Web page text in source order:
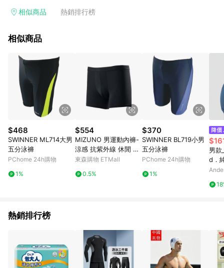
在點數回饋範圍內。 《3》如取消訂單、退貨、購物中登出
品、票券、訂閱方案、PChome儲值商品、企業專區/企業採購、
值點數、點數/禮物卡 [2025/2/16起適用] - 票券全品項
[2026/6/2起適用] 《5》回饋點數的計算將會排除【訂單活動折
扣 (含折價券折扣)】、【P幣扣抵】、【現金積點扣抵】及【訂單
運費】等金額。 《6》符合LINE POINTS回饋資格之訂單將於商
家訂單頁面標示「LINE回饋」，若無此標示則 不符合回饋LINE
POINTS點數資格亦不得使用點數紅包 。 《7》LINE購物設有
「單一商品最高回饋點數」機制 (特殊活動時開放「回饋無上
限」)，以同一訂單中同一商品不論件數計算，並依訂單成立時間
當下LINE購物所設定的回饋機制為準。 《8》LINE購物為購物資
訊整合性平台，商品資料更新會有時間差，如顯示之商品規格、
顏色、價位、贈品與PChome 24h購物銷售網頁不符，以銷售網
頁標示為準！
相似商品 熱銷排行榜
相似商品
$468
SWINNER ML714大男
五分泳褲
PChome 24h購物
1%
$554
MIZUNO 男運動內褲-
涼感 抗紫外線 休閒 短
褲
東森購物 ETMall
0.5%
$370
SWINNER BL719小男
五分泳褲
PChome 24h購物
1%
男
d．
(電
熱銷排行榜